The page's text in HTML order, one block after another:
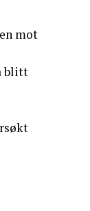
mot
blitt